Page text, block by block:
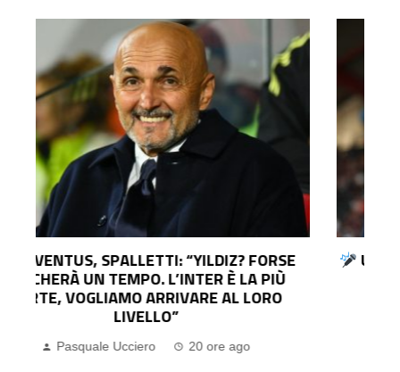
UDINESE, IL DG COLLAVINO: “KRISTENSEN?
LO CEDEREMO SOLO PER UN’OFFERTA
IRRINUNCIABILE. SUL MERCATO…”